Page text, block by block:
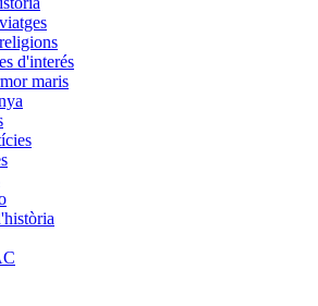
d'interés
maris